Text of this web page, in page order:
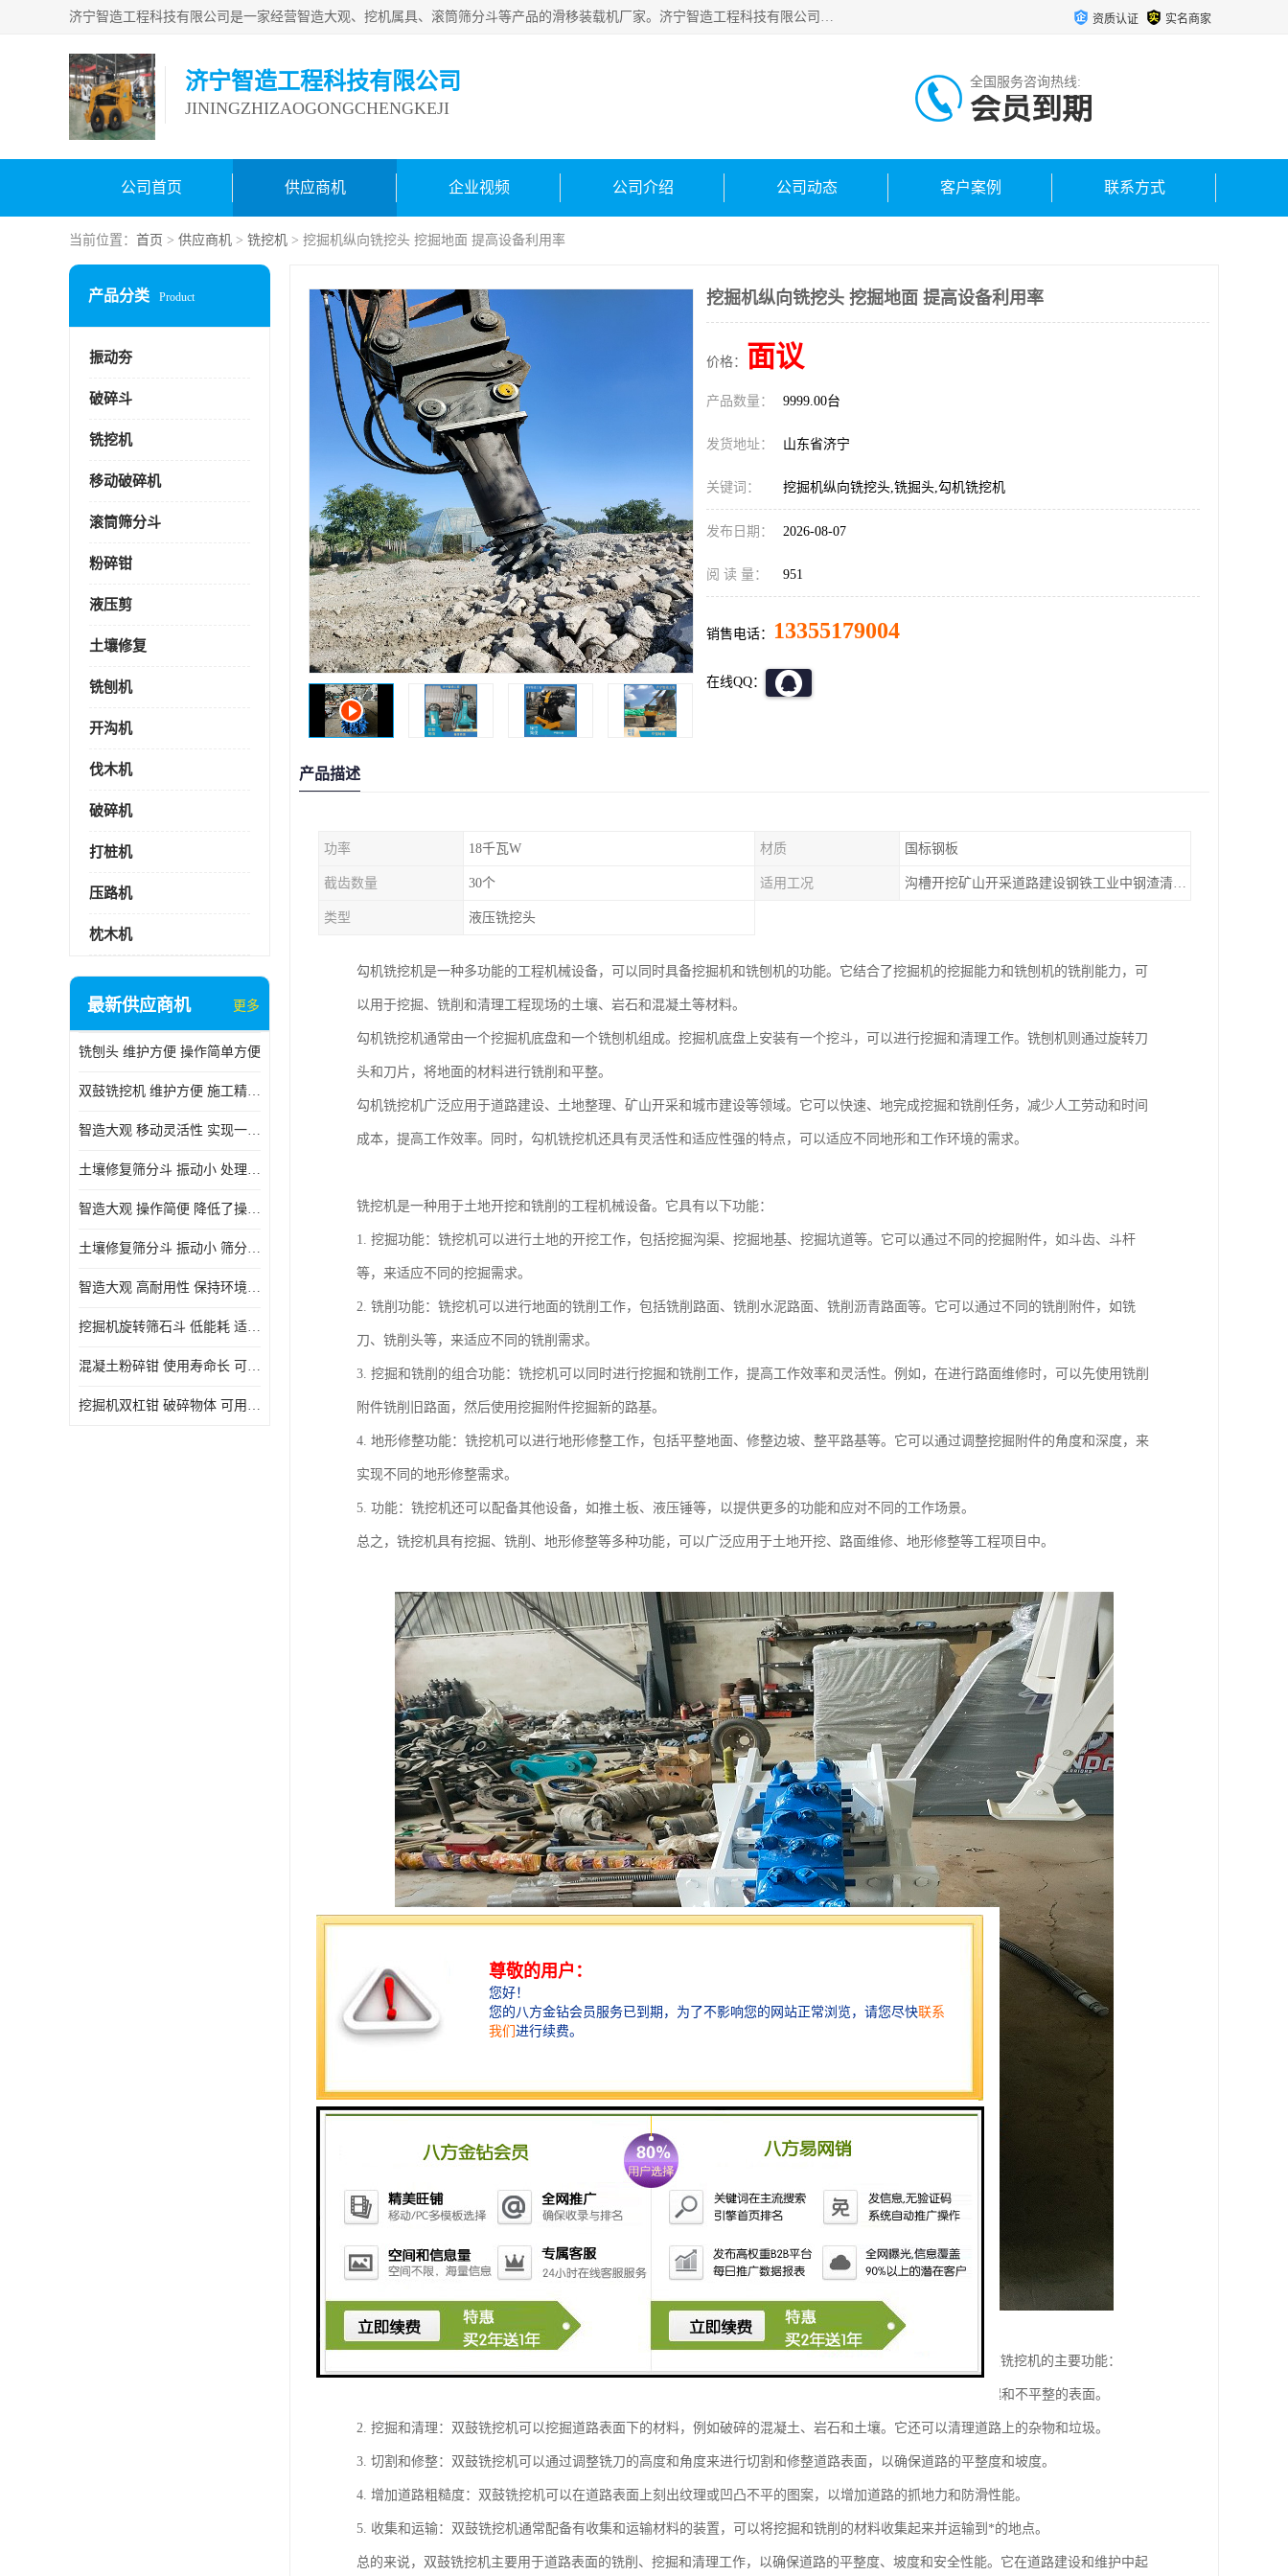
济宁智造工程科技有限公司是一家经营智造大观、挖机属具、滚筒筛分斗等产品的滑移装载机厂家。济宁智造工程科技有限公司奉行以质量赢得用户，诚信为本，互利共赢的宗旨，依靠雄厚的技术力量，科学的管理制度，先进的加工检测设备，始终坚持以客户为中心，免费咨询！ 资质认证 实名商家
济宁智造工程科技有限公司
JININGZHIZAOGONGCHENGKEJI
全国服务咨询热线:
会员到期
公司首页 供应商机 企业视频 公司介绍 公司动态 客户案例 联系方式
当前位置： 首页 > 供应商机 > 铣挖机 > 挖掘机纵向铣挖头 挖掘地面 提高设备利用率
产品分类 Product
振动夯
破碎斗
铣挖机
移动破碎机
滚筒筛分斗
粉碎钳
液压剪
土壤修复
铣刨机
开沟机
伐木机
破碎机
打桩机
压路机
枕木机
最新供应商机 更多
铣刨头 维护方便 操作简单方便
双鼓铣挖机 维护方便 施工精度高
智造大观 移动灵活性 实现一机多用
土壤修复筛分斗 振动小 处理能力大
智造大观 操作简便 降低了操作难度
土壤修复筛分斗 振动小 筛分效果可调节
智造大观 高耐用性 保持环境整洁
挖掘机旋转筛石斗 低能耗 适用范围广
混凝土粉碎钳 使用寿命长 可用于多种场合
挖掘机双杠钳 破碎物体 可用于多种场合
挖掘机纵向铣挖头 挖掘地面 提高设备利用率
价格： 面议
产品数量： 9999.00台
发货地址： 山东省济宁
关键词： 挖掘机纵向铣挖头,铣掘头,勾机铣挖机
发布日期： 2026-08-07
阅 读 量： 951
销售电话： 13355179004
在线QQ：
产品描述
功率 18千瓦W 材质 国标钢板
截齿数量 30个 适用工况 沟槽开挖矿山开采道路建设钢铁工业中钢渣清除桩头拆除物料拌和隧道轮廓修整
类型 液压铣挖头
勾机铣挖机是一种多功能的工程机械设备，可以同时具备挖掘机和铣刨机的功能。它结合了挖掘机的挖掘能力和铣刨机的铣削能力，可
以用于挖掘、铣削和清理工程现场的土壤、岩石和混凝土等材料。
勾机铣挖机通常由一个挖掘机底盘和一个铣刨机组成。挖掘机底盘上安装有一个挖斗，可以进行挖掘和清理工作。铣刨机则通过旋转刀
头和刀片，将地面的材料进行铣削和平整。
勾机铣挖机广泛应用于道路建设、土地整理、矿山开采和城市建设等领域。它可以快速、地完成挖掘和铣削任务，减少人工劳动和时间
成本，提高工作效率。同时，勾机铣挖机还具有灵活性和适应性强的特点，可以适应不同地形和工作环境的需求。
铣挖机是一种用于土地开挖和铣削的工程机械设备。它具有以下功能：
1. 挖掘功能：铣挖机可以进行土地的开挖工作，包括挖掘沟渠、挖掘地基、挖掘坑道等。它可以通过不同的挖掘附件，如斗齿、斗杆
等，来适应不同的挖掘需求。
2. 铣削功能：铣挖机可以进行地面的铣削工作，包括铣削路面、铣削水泥路面、铣削沥青路面等。它可以通过不同的铣削附件，如铣
刀、铣削头等，来适应不同的铣削需求。
3. 挖掘和铣削的组合功能：铣挖机可以同时进行挖掘和铣削工作，提高工作效率和灵活性。例如，在进行路面维修时，可以先使用铣削
附件铣削旧路面，然后使用挖掘附件挖掘新的路基。
4. 地形修整功能：铣挖机可以进行地形修整工作，包括平整地面、修整边坡、整平路基等。它可以通过调整挖掘附件的角度和深度，来
实现不同的地形修整需求。
5. 功能：铣挖机还可以配备其他设备，如推土板、液压锤等，以提供更多的功能和应对不同的工作场景。
总之，铣挖机具有挖掘、铣削、地形修整等多种功能，可以广泛应用于土地开挖、路面维修、地形修整等工程项目中。
双鼓铣挖机是一种用于道路铺设和维护的工程机械设备，它主要用于铣削和挖掘道路表面的材料。以下是双鼓铣挖机的主要功能：
1. 铣削道路表面：双鼓铣挖机可以通过旋转的铣刀将道路表面的材料削平，以去除旧的道路表面、坑洞、凸起和不平整的表面。
2. 挖掘和清理：双鼓铣挖机可以挖掘道路表面下的材料，例如破碎的混凝土、岩石和土壤。它还可以清理道路上的杂物和垃圾。
3. 切割和修整：双鼓铣挖机可以通过调整铣刀的高度和角度来进行切割和修整道路表面，以确保道路的平整度和坡度。
4. 增加道路粗糙度：双鼓铣挖机可以在道路表面上刻出纹理或凹凸不平的图案，以增加道路的抓地力和防滑性能。
5. 收集和运输：双鼓铣挖机通常配备有收集和运输材料的装置，可以将挖掘和铣削的材料收集起来并运输到*的地点。
总的来说，双鼓铣挖机主要用于道路表面的铣削、挖掘和清理工作，以确保道路的平整度、坡度和安全性能。它在道路建设和维护中起